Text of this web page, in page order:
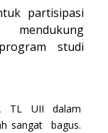
partisipasi
studi
TL UII dalam
sangat bagus.